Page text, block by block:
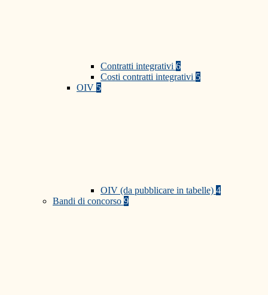
Contratti integrativi 6
Costi contratti integrativi 5
OIV 5
OIV (da pubblicare in tabelle) 4
Bandi di concorso 9